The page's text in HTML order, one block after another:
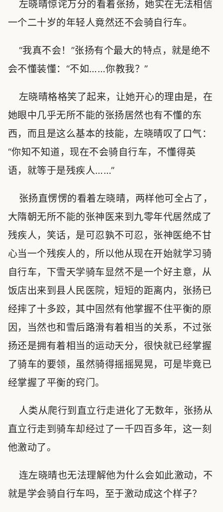
左晓晴惊诧万分的看着张扬，她实在无法相信
一个二十岁的年轻人竟然还不会骑自行车。
“我真不会！”张扬有个最大的特点，就是绝不
会不懂装懂：“不如……你教我？”
左晓晴格格笑了起来，让她开心的理由是，在
她眼中几乎无所不能的张扬居然也有不懂的东
西，而且是这么基本的技能，左晓晴叹了口气：
“你知不知道，现在不会骑自行车，不懂得英
语，就等于是残疾人……”
张扬直愣愣的看着左晓晴，两样他可全占了，
大隋朝无所不能的张神医来到九零年代居然成了
残疾人，笑话，是可忍孰不可忍，张神医绝不甘
心当一个残疾人的，所以他从现在开始就学习骑
自行车，下雪天学骑车显然不是一个好主意，从
饭店出来到县人民医院，短短的距离内，张扬已
经摔了十多跤，其中固然有他掌握不住平衡的原
因，当然也和雪后路滑有着相当的关系，不过张
扬还是拥有着相当的运动天分，很快就已经掌握
了骑车的要领，虽然骑得摇摇晃晃，可是毕竟已
经掌握了平衡的窍门。
人类从爬行到直立行走进化了无数年，张扬从
直立行走到骑车却经过了一千四百多年，这一刻
他激动了。
连左晓晴也无法理解他为什么会如此激动，不
就是学会骑自行车吗，至于激动成这个样子？